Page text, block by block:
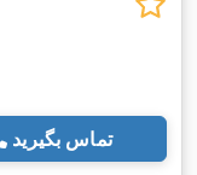
تماس بگیرید